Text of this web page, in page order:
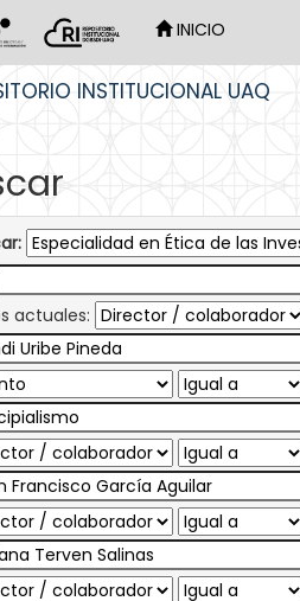
INICIO
INSTITUCIONAL UAQ
actuales: